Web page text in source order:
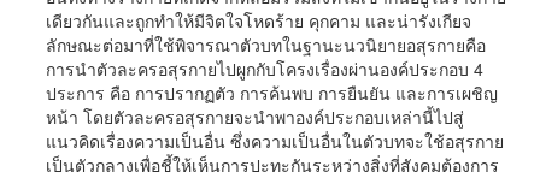
เดียวกันและถูกทำให้มีจิตใจโหดร้าย คุกคาม และน่ารังเกียจ
ลักษณะต่อมาที่ใช้พิจารณาตัวบทในฐานะนวนิยายอสุรกายคือ
การนำตัวละครอสุรกายไปผูกกับโครงเรื่องผ่านองค์ประกอบ 4
ประการ คือ การปรากฏตัว การค้นพบ การยืนยัน และการเผชิญ
หน้า โดยตัวละครอสุรกายจะนำพาองค์ประกอบเหล่านี้ไปสู่
แนวคิดเรื่องความเป็นอื่น ซึ่งความเป็นอื่นในตัวบทจะใช้อสุรกาย
เป็นตัวกลางเพื่อชี้ให้เห็นการปะทะกันระหว่างสิ่งที่สังคมต้องการ